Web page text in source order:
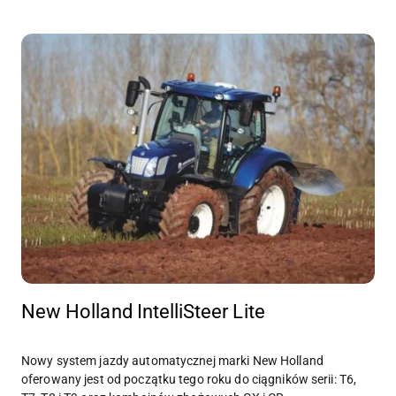
New Holland IntelliSteer Lite
Nowy system jazdy automatycznej marki New Holland
oferowany jest od początku tego roku do ciągników serii: T6,